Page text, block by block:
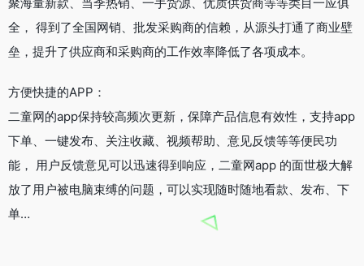
全， 得到了全国网销、批发采购商的信赖，从源头打通了商业壁
垒，提升了供应商和采购商的工作效率降低了各项成本。
方便快捷的APP：
二童网的app保持较高频次更新，保障产品信息有效性，支持app
下单、一键发布、关注收藏、视频帮助、意见反馈等等便民功
能， 用户反馈意见可以迅速得到响应，二童网app 的面世极大解
放了用户被电脑束缚的问题，可以实现随时随地看款、发布、下
单…